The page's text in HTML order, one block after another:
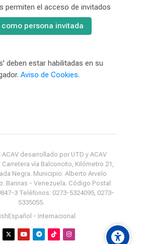
permiten el acceso de invitados
como persona invitada
deben estar habilitadas en su
Aviso de Cookies.
desarrollado por UTD y ACAV
vía Balconcito, Kilómetro 21,
Negra. Municipio: Alberto Arvelo
Barinas - Venezuela. Código Postal:
3 Teléfonos: 0273-5324095, 0273-
5335055.
Español - Internacional